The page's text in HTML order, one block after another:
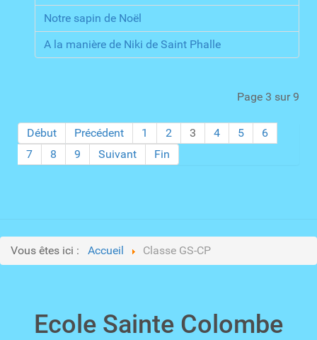
Notre sapin de Noël
A la manière de Niki de Saint Phalle
Page 3 sur 9
Début Précédent 1 2 3 4 5
6
7
8 9 Suivant Fin
Vous êtes ici : Accueil Classe GS-CP
Ecole Sainte Colombe